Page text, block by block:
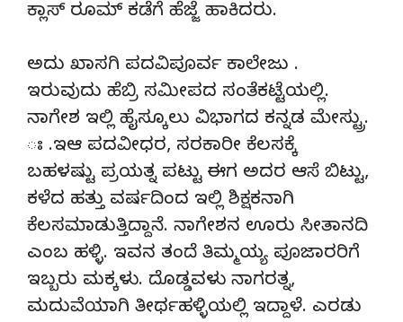
ಕ್ಲಾಸ್ ರೂಮ್ ಕಡೆಗೆ ಹೆಜ್ಜೆ ಹಾಕಿದರು.
ಅದು ಖಾಸಗಿ ಪದವಿಪೂರ್ವ ಕಾಲೇಜು .
ಇರುವುದು ಹೆಬ್ರಿ ಸಮೀಪದ ಸಂತೆಕಟ್ಟೆಯಲ್ಲಿ.
ನಾಗೇಶ ಇಲ್ಲಿ ಹೈಸ್ಕೂಲು ವಿಭಾಗದ ಕನ್ನಡ ಮೇಸ್ಟ್ರು.
ಃ .ಇಆ ಪದವೀಧರ, ಸರಕಾರೀ ಕೆಲಸಕ್ಕೆ
ಬಹಳಷ್ಟು ಪ್ರಯತ್ನ ಪಟ್ಟು ಈಗ ಅದರ ಆಸೆ ಬಿಟ್ಟು,
ಕಳೆದ ಹತ್ತು ವರ್ಷದಿಂದ ಇಲ್ಲಿ ಶಿಕ್ಷಕನಾಗಿ
ಕೆಲಸಮಾಡುತ್ತಿದ್ದಾನೆ. ನಾಗೇಶನ ಊರು ಸೀತಾನದಿ
ಎಂಬ ಹಳ್ಳಿ. ಇವನ ತಂದೆ ತಿಮ್ಮಯ್ಯ ಪೂಜಾರರಿಗೆ
ಇಬ್ಬರು ಮಕ್ಕಳು. ದೊಡ್ಡವಳು ನಾಗರತ್ನ,
ಮದುವೆಯಾಗಿ ತೀರ್ಥಹಳ್ಳಿಯಲ್ಲಿ ಇದ್ದಾಳೆ. ಎರಡು